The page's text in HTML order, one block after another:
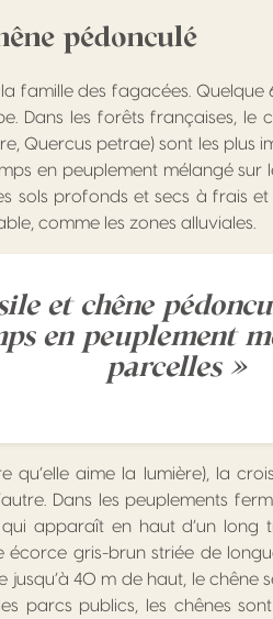
pédonculé
la famille des fagacées.
Dans les forêts françaises, le
Quercus petrae) sont les plus
en peuplement mélangé sur
sols profonds et secs à frais
comme les zones alluviales.
et chêne
en peuplement
parcelles »
qu’elle aime la lumière), la
Dans les peuplements
apparaît en haut d’un long
écorce gris-brun striée de
40 m de haut, le chêne
parcs publics, les chênes